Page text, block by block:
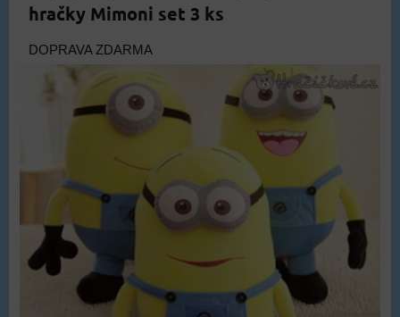
hračky Mimoni set 3 ks
DOPRAVA ZDARMA